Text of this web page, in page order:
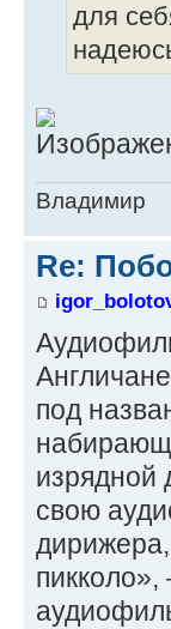
для
Владимир
Re:
под
изрядной
свою